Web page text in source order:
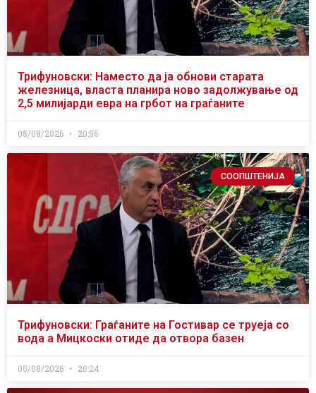
Трифуновски: Наместо да ја обнови старата
железница, власта планира ново задолжување од
2,5 милијарди евра на грбот на граѓаните
05/08/2026 20:56
СООПШТЕНИЈА
Трифуновски: Граѓаните на Гостивар се труеја со
вода а Мицкоски отиде да отвора базен
05/08/2026 20:24